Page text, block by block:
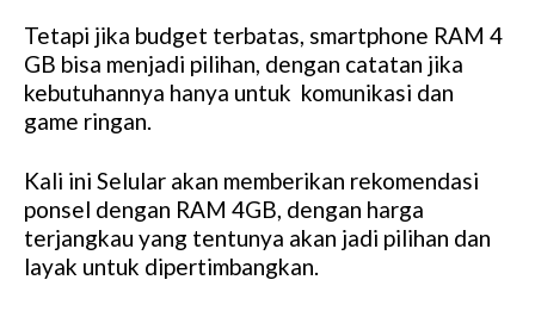
Tetapi jika budget terbatas, smartphone RAM 4
GB bisa menjadi pilihan, dengan catatan jika
kebutuhannya hanya untuk komunikasi dan
game ringan.
Kali ini Selular akan memberikan rekomendasi
ponsel dengan RAM 4GB, dengan harga
terjangkau yang tentunya akan jadi pilihan dan
layak untuk dipertimbangkan.